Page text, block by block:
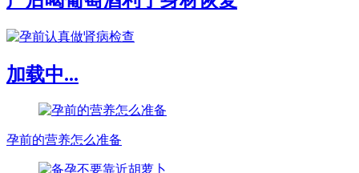
加载中...
孕前的营养怎么准备